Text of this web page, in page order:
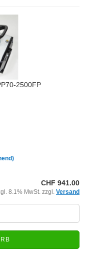
2500FP
CHF 941.00
8.1% MwSt. zzgl. Versand